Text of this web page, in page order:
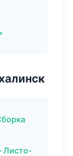
Листо-